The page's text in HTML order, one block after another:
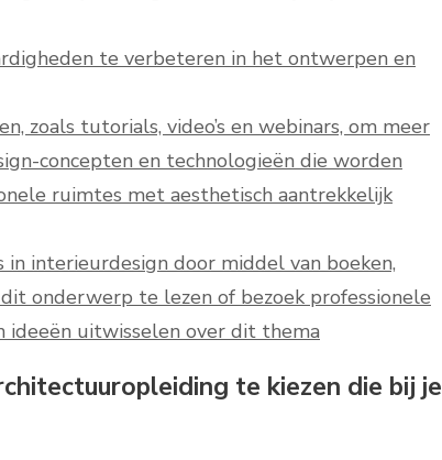
te verbeteren in het ontwerpen en
zoals tutorials, video’s en webinars, om meer
concepten en technologieën die worden
ruimtes met aesthetisch aantrekkelijk
interieurdesign door middel van boeken,
onderwerp te lezen of bezoek professionele
ideeën uitwisselen over dit thema
te kiezen die bij je